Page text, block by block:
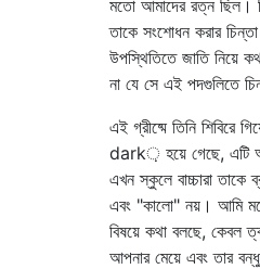
মতো আমাদের রত্ন ছিল।
তাকে সংশোধন করার
উপস্থিতিতে জাতি নিয়ে
না যে সে এই পদগুলিতে
এই গ্রীষ্মে তিনি শিবিরে
dark় হয়ে গেছে, এটি
এখন স্কুলে বাচ্চারা তাকে
এবং "কালো" নয়। আমি
বিষয়ে কথা বলছে, কেবল
আপনার মেয়ে এবং তার